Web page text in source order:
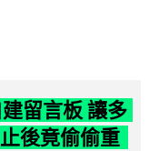
留言板 讓多
後竟偷偷重